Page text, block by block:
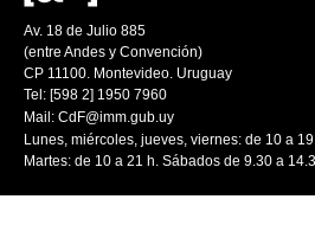
Av. 18 de Julio 885
(entre Andes y Convención)
CP 11100. Montevideo. Uruguay
Tel: [598 2] 1950 7960
Mail: CdF@imm.gub.uy
Lunes, miércoles, jueves, viernes: de 10 a
Martes: de 10 a 21 h. Sábados de 9.30 a